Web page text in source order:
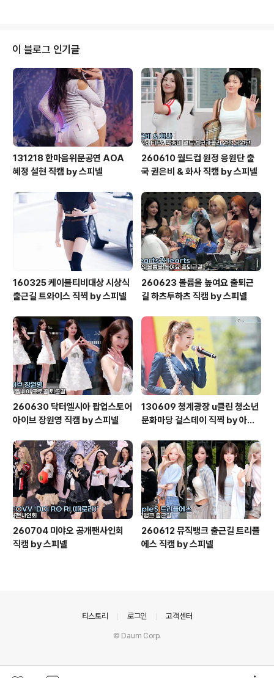
이 블로그 인기글
131218 한마음위문공연 AOA
혜정 설현 직캠 by 스피넬
260610 월드컵 원정 응원단 출
국 권은비 & 화사 직캠 by 스피넬
160325 케이블티비대상 시상식
출근길 트와이스 직찍 by 스피넬
260623 볼륨을 높여요 출퇴근
길 하츠투하츠 직캠 by 스피넬
260630 닥터엘시아 팝업스토어
아이브 장원영 직캠 by 스피넬
130609 청계광장 u클린 청소년
문화마당 걸스데이 직찍 by 아데
260704 미야오 공개팬사인회
직캠 by 스피넬
260612 뮤직뱅크 출근길 트리플
에스 직캠 by 스피넬
티스토리 로그인 고객센터
© Daum Corp.